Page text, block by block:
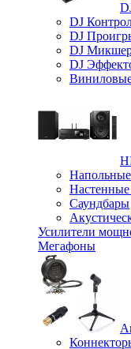
DJ
DJ
DJ
DJ
Настенные
Саундбары
Усилители
Мегафоны